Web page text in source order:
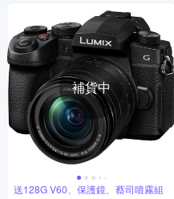
補貨中
送128G V60、保護鏡、蔡司噴霧組